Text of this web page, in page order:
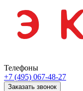
Телефоны
+7 (495) 067-48-27
Заказать звонок